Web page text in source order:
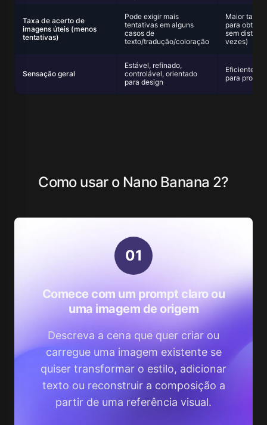
Taxa de acerto de
imagens úteis (menos
tentativas)
Pode exigir mais
tentativas em alguns
casos de
texto/tradução/coloração
Maior taxa
para obter
sem
vezes)
Sensação geral
Estável, refinado,
controlável, orientado
para design
Eficiente,
para
Como usar o Nano Banana 2?
01
Comece com um prompt claro ou
uma imagem de origem
Descreva a cena que quer criar ou
carregue uma imagem existente se
quiser transformar o estilo, adicionar
texto ou reconstruir a composição a
partir de uma referência visual.